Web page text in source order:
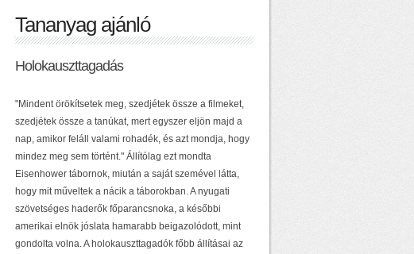
Tananyag ajánló
Holokauszttagadás
"Mindent örökítsetek meg, szedjétek össze a filmeket,
szedjétek össze a tanúkat, mert egyszer eljön majd a
nap, amikor feláll valami rohadék, és azt mondja, hogy
mindez meg sem történt." Állítólag ezt mondta
Eisenhower tábornok, miután a saját szemével látta,
hogy mit műveltek a nácik a táborokban. A nyugati
szövetséges haderők főparancsnoka, a későbbi
amerikai elnök jóslata hamarabb beigazolódott, mint
gondolta volna. A holokauszttagadók főbb állításai az